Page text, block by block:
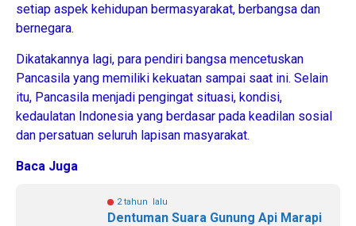
setiap aspek kehidupan bermasyarakat, berbangsa dan
bernegara.
Dikatakannya lagi, para pendiri bangsa mencetuskan
Pancasila yang memiliki kekuatan sampai saat ini. Selain
itu, Pancasila menjadi pengingat situasi, kondisi,
kedaulatan Indonesia yang berdasar pada keadilan sosial
dan persatuan seluruh lapisan masyarakat.
Baca Juga
2 tahun lalu
Dentuman Suara Gunung Api Marapi